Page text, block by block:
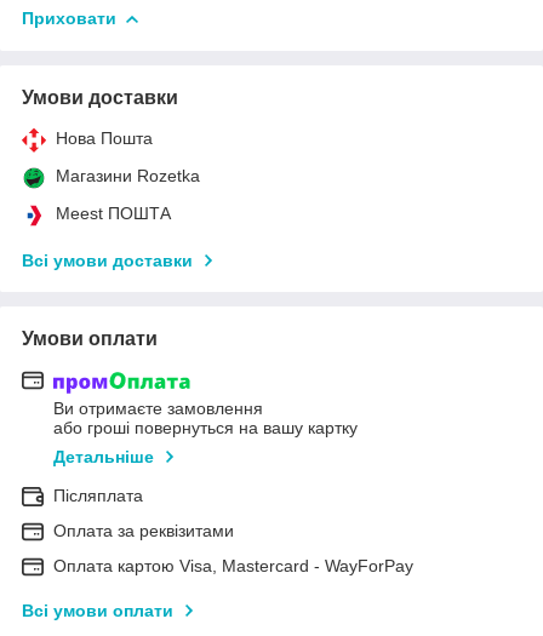
Приховати
Умови доставки
Нова Пошта
Магазини Rozetka
Meest ПОШТА
Всі умови доставки
Умови оплати
Ви отримаєте замовлення
або гроші повернуться на вашу картку
Детальніше
Післяплата
Оплата за реквізитами
Оплата картою Visa, Mastercard - WayForPay
Всі умови оплати